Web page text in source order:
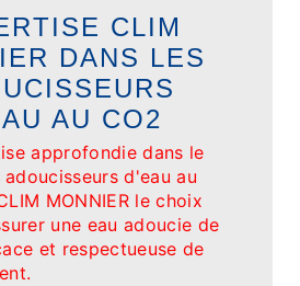
CLIM
DANS LES
AU CO2
approfondie dans le
d'eau au
MONNIER le choix
une eau adoucie de
et respectueuse de